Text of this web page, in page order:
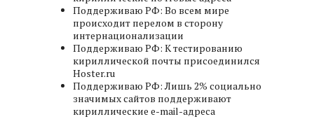
Поддерживаю РФ: Во всем мире
происходит перелом в сторону
интернационализации
Поддерживаю РФ: К тестированию
кириллической почты присоединился
Hoster.ru
Поддерживаю РФ: Лишь 2% социально
значимых сайтов поддерживают
кириллические e-mail-адреса